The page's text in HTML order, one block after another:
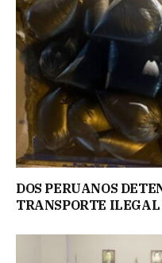
DOS PERUANOS
TRANSPORTE